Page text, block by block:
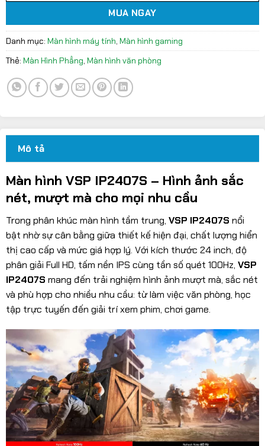
MUA NGAY
Danh mục: Màn hình máy tính, Màn hình gaming
Thẻ: Màn Hình Phẳng, Màn hình văn phòng
Mô tả
Màn hình VSP IP2407S – Hình ảnh sắc
nét, mượt mà cho mọi nhu cầu
Trong phân khúc màn hình tầm trung, VSP IP2407S nổi
bật nhờ sự cân bằng giữa thiết kế hiện đại, chất lượng hiển
thị cao cấp và mức giá hợp lý. Với kích thước 24 inch, độ
phân giải Full HD, tấm nền IPS cùng tần số quét 100Hz, VSP
IP2407S mang đến trải nghiệm hình ảnh mượt mà, sắc nét
và phù hợp cho nhiều nhu cầu: từ làm việc văn phòng, học
tập trực tuyến đến giải trí xem phim, chơi game.